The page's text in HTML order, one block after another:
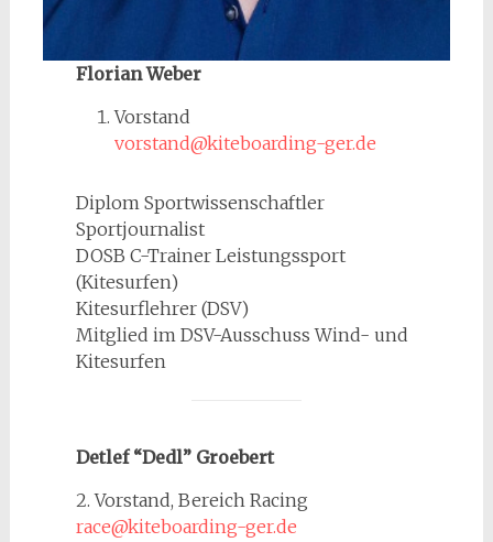
Florian Weber
Vorstand
vorstand@kiteboarding-ger.de
Diplom Sportwissenschaftler
Sportjournalist
DOSB C-Trainer Leistungssport
(Kitesurfen)
Kitesurflehrer (DSV)
Mitglied im DSV-Ausschuss Wind- und
Kitesurfen
Detlef “Dedl” Groebert
2. Vorstand, Bereich Racing
race@kiteboarding-ger.de